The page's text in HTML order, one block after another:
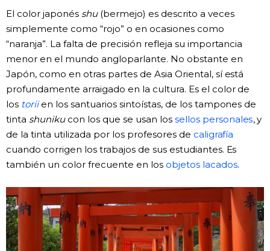
El color japonés shu(bermejo) es descrito a veces
simplemente como “rojo” o en ocasiones como
“naranja”. La falta de precisión refleja su importancia
menor en el mundo angloparlante. No obstante en
Japón, como en otras partes de Asia Oriental, sí está
profundamente arraigado en la cultura. Es el color de
los toriien los santuarios sintoístas, de los tampones de
tinta shunikucon los que se usan los sellos personales, y
de la tinta utilizada por los profesores de caligrafía
cuando corrigen los trabajos de sus estudiantes. Es
también un color frecuente en los objetos lacados.